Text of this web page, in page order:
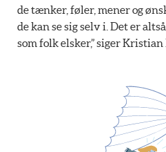
de tænker, føler, mener og
de kan se sig selv i. Det er
som folk elsker,” siger Kristian